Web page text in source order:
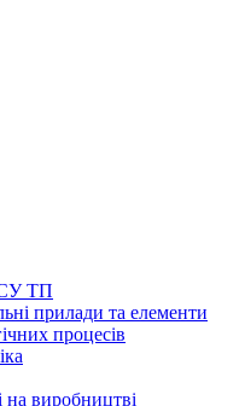
ТП
прилади та елементи
процесів
на виробництві